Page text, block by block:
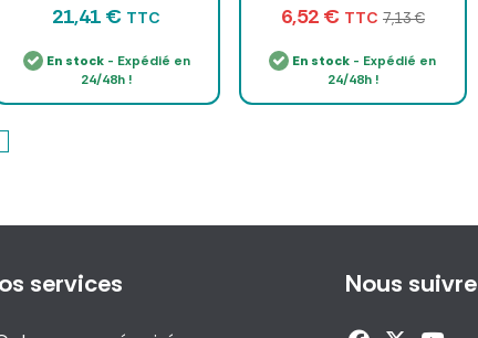
21,41 € TTC
En stock- Expédié en
24/48h !
6,52 € TTC 7,13 €
En stock - Expédié en
24/48h !
services Nous suivre